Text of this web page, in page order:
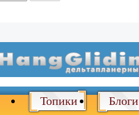
Топики Блоги